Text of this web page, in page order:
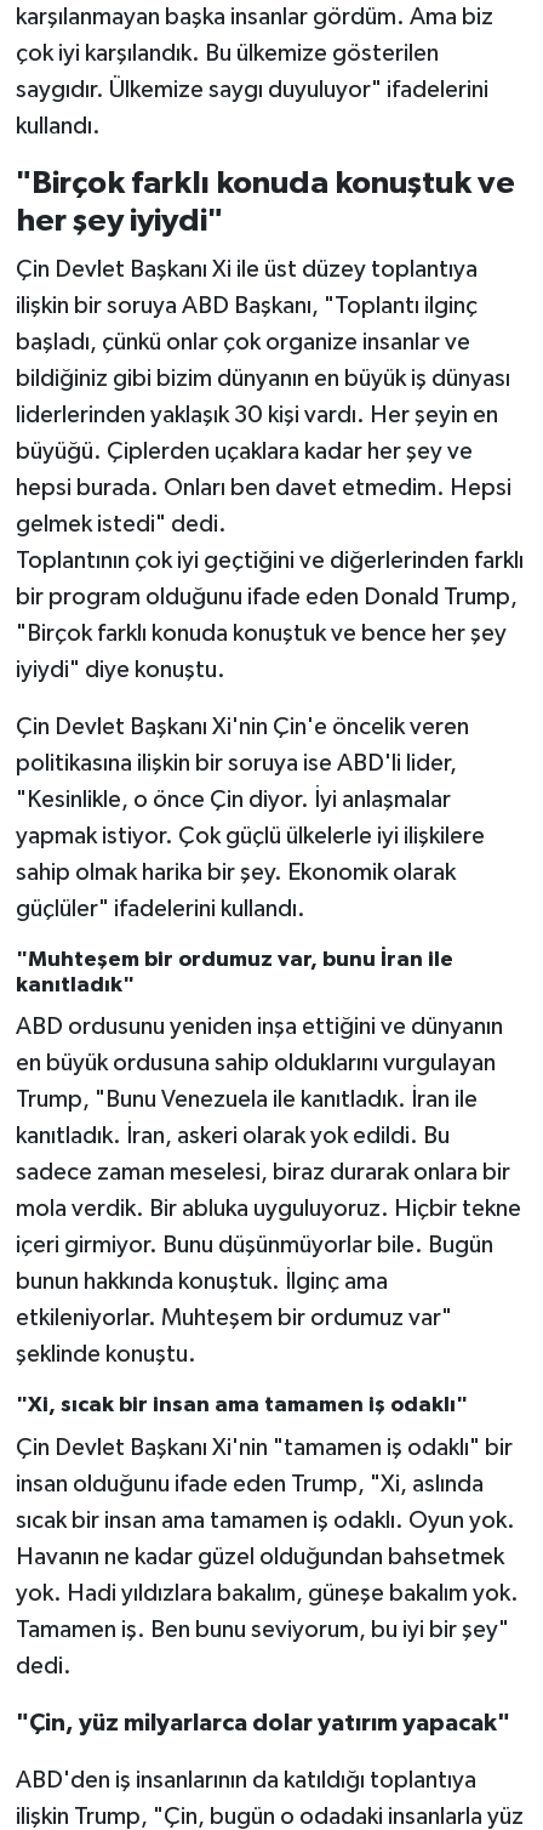
karşılanmayan başka insanlar gördüm. Ama biz
çok iyi karşılandık. Bu ülkemize gösterilen
saygıdır. Ülkemize saygı duyuluyor" ifadelerini
kullandı.
"Birçok farklı konuda konuştuk ve
her şey iyiydi"
Çin Devlet Başkanı Xi ile üst düzey toplantıya
ilişkin bir soruya ABD Başkanı, "Toplantı ilginç
başladı, çünkü onlar çok organize insanlar ve
bildiğiniz gibi bizim dünyanın en büyük iş dünyası
liderlerinden yaklaşık 30 kişi vardı. Her şeyin en
büyüğü. Çiplerden uçaklara kadar her şey ve
hepsi burada. Onları ben davet etmedim. Hepsi
gelmek istedi" dedi.
Toplantının çok iyi geçtiğini ve diğerlerinden farklı
bir program olduğunu ifade eden Donald Trump,
"Birçok farklı konuda konuştuk ve bence her şey
iyiydi" diye konuştu.
Çin Devlet Başkanı Xi'nin Çin'e öncelik veren
politikasına ilişkin bir soruya ise ABD'li lider,
"Kesinlikle, o önce Çin diyor. İyi anlaşmalar
yapmak istiyor. Çok güçlü ülkelerle iyi ilişkilere
sahip olmak harika bir şey. Ekonomik olarak
güçlüler" ifadelerini kullandı.
"Muhteşem bir ordumuz var, bunu İran ile
kanıtladık"
ABD ordusunu yeniden inşa ettiğini ve dünyanın
en büyük ordusuna sahip olduklarını vurgulayan
Trump, "Bunu Venezuela ile kanıtladık. İran ile
kanıtladık. İran, askeri olarak yok edildi. Bu
sadece zaman meselesi, biraz durarak onlara bir
mola verdik. Bir abluka uyguluyoruz. Hiçbir tekne
içeri girmiyor. Bunu düşünmüyorlar bile. Bugün
bunun hakkında konuştuk. İlginç ama
etkileniyorlar. Muhteşem bir ordumuz var"
şeklinde konuştu.
"Xi, sıcak bir insan ama tamamen iş odaklı"
Çin Devlet Başkanı Xi'nin "tamamen iş odaklı" bir
insan olduğunu ifade eden Trump, "Xi, aslında
sıcak bir insan ama tamamen iş odaklı. Oyun yok.
Havanın ne kadar güzel olduğundan bahsetmek
yok. Hadi yıldızlara bakalım, güneşe bakalım yok.
Tamamen iş. Ben bunu seviyorum, bu iyi bir şey"
dedi.
"Çin, yüz milyarlarca dolar yatırım yapacak"
ABD'den iş insanlarının da katıldığı toplantıya
ilişkin Trump, "Çin, bugün o odadaki insanlarla yüz